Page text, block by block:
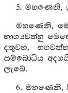
5. මහණෙනි,
මහණෙනි,
භාග්‍යවත්හු
දතුවහ,
සම්බෝධිය
ලැබේ.
6. මහණෙනි,